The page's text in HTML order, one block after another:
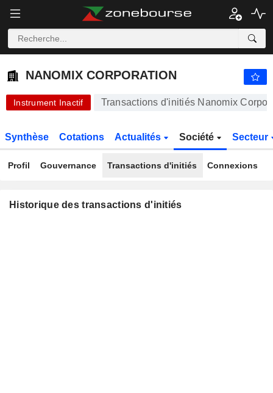
NANOMIX CORPORATION
NANOMIX CORPORATION
Instrument Inactif Transactions d'initiés Nanomix
Synthèse Cotations Actualités Société Secteur
Profil Gouvernance Transactions d'initiés Connexions
Historique des transactions d'initiés